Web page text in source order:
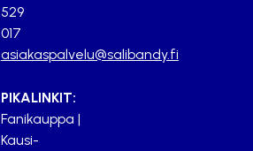
529
017
asiakaspalvelu@salibandy.fi
PIKALINKIT:
Fanikauppa |
Kausi-